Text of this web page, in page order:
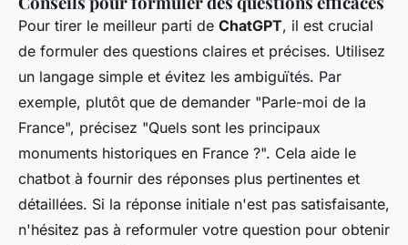
Pour tirer le meilleur parti de ChatGPT, il est crucial
de formuler des questions claires et précises. Utilisez
un langage simple et évitez les ambiguïtés. Par
exemple, plutôt que de demander "Parle-moi de la
France", précisez "Quels sont les principaux
monuments historiques en France ?". Cela aide le
chatbot à fournir des réponses plus pertinentes et
détaillées. Si la réponse initiale n'est pas satisfaisante,
n'hésitez pas à reformuler votre question pour obtenir